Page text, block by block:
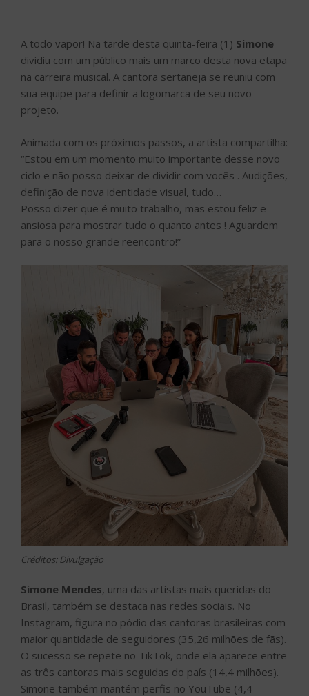
A todo vapor! Na tarde desta quinta-feira (1) Simone
dividiu com um público mais um marco desta nova etapa
na carreira musical. A cantora sertaneja se reuniu com
sua equipe para definir a logomarca de seu novo
projeto.
Animada com os próximos passos, a artista compartilha:
“Estou em um momento muito importante desse novo
ciclo e não posso deixar de dividir com vocês . Audições,
definição de nova identidade visual, tudo…
Posso dizer que é muito trabalho, mas estou feliz e
ansiosa para mostrar tudo o quanto antes ! Aguardem
para o nosso grande reencontro!”
Créditos: Divulgação
Simone Mendes, uma das artistas mais queridas do
Brasil, também se destaca nas redes sociais. No
Instagram, figura no pódio das cantoras brasileiras com
maior quantidade de seguidores (35,26 milhões de fãs).
O sucesso se repete no TikTok, onde ela aparece entre
as três cantoras mais seguidas do país (14,4 milhões).
Simone também mantém perfis no YouTube (4,4